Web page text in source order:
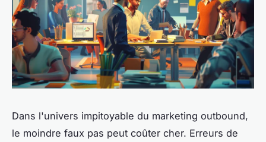
Dans l'univers impitoyable du marketing outbound,
le moindre faux pas peut coûter cher. Erreurs de